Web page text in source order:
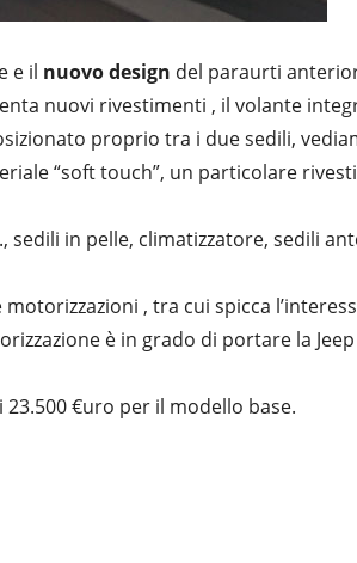
e il nuovo design del paraurti
nuovi rivestimenti , il volante
proprio tra i due sedili,
“soft touch”, un particolare
sedili in pelle, climatizzatore, sedili
, tra cui spicca
è in grado di portare la
€uro per il modello base.